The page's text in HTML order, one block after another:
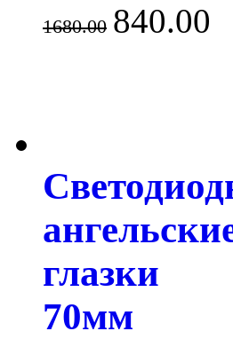
1680.00 840.00
глазки
70мм